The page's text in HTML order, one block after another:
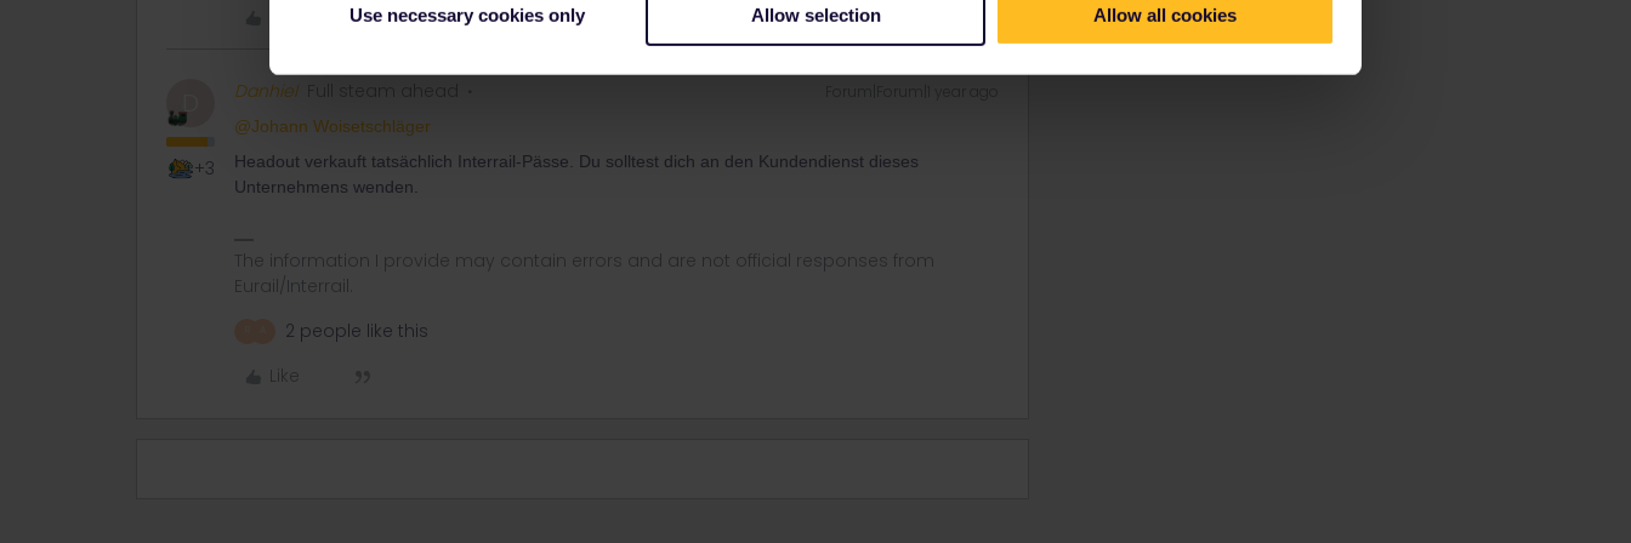
Use necessary cookies only Allow selection Allow all cookies
+3
Danhiel
@Johann Woisetschläger
Headout verkauft tatsächlich Interrail-Pässe. Du solltest dich an den Kundendienst dieses
Unternehmens wenden.
The information I provide may contain errors and are not official responses from
Eurail/Interrail.
2 people like this
Like